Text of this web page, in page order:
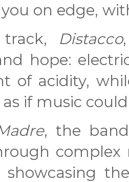
on edge,
Distacco
hope:
of acidity,
if music
, the
complex
showcasing